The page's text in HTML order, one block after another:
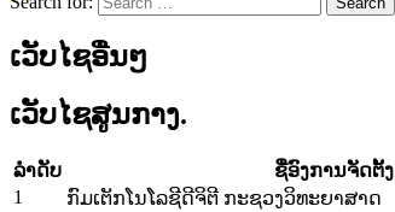
ເວັບໄຊອື່ນໆ
ເວັບໄຊສູນກາງ.
ລຳດັບ ຊື່ອົງການຈັດຕັ້ງ
1
ກົມເຕັກໂນໂລຊີດີຈິຕີ ກະຊວງວິທະຍາສາດ